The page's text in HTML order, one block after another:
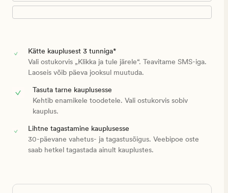
Kätte kauplusest 3 tunniga*
Vali ostukorvis „Klikka ja tule järele“. Teavitame SMS-iga.
Laoseis võib päeva jooksul muutuda.
Tasuta tarne kauplusesse
Kehtib enamikele toodetele. Vali ostukorvis sobiv
kauplus.
Lihtne tagastamine kauplusesse
30-päevane vahetus- ja tagastusõigus. Veebipoe oste
saab hetkel tagastada ainult kauplustes.